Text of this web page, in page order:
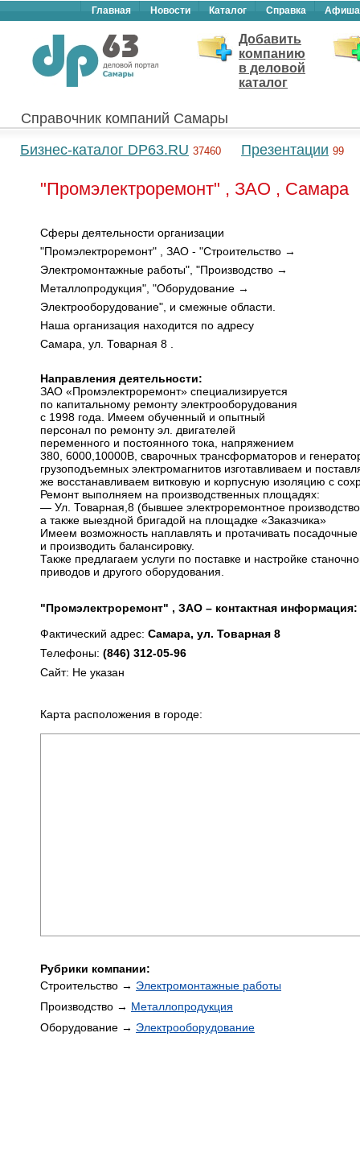
Главная Новости Каталог Справка Афиша
Добавить
компанию
в деловой
каталог
Справочник компаний Самары
Бизнес-каталог DP63.RU 37460 Презентации 99
"Промэлектроремонт" , ЗАО , Самара
Сферы деятельности организации
"Промэлектроремонт" , ЗАО - "Строительство →
Электромонтажные работы", "Производство →
Металлопродукция", "Оборудование →
Электрооборудование", и смежные области.
Наша организация находится по адресу
Самара, ул. Товарная 8 .
Направления деятельности:
ЗАО «Промэлектроремонт» специализируется
по капитальному ремонту электрооборудования
с 1998 года. Имеем обученный и опытный
персонал по ремонту эл. двигателей
переменного и постоянного тока, напряжением
380, 6000,10000В, сварочных трансформаторов и
грузоподъемных электромагнитов изготавливаем и
же восстанавливаем витковую и корпусную изоляцию с
Ремонт выполняем на производственных площадях:
— Ул. Товарная,8 (бывшее электроремонтное
а также выездной бригадой на площадке «Заказчика»
Имеем возможность наплавлять и протачивать
и производить балансировку.
Также предлагаем услуги по поставке и настройке
приводов и другого оборудования.
"Промэлектроремонт" , ЗАО – контактная информация:
Фактический адрес: Самара, ул. Товарная 8
Телефоны: (846) 312-05-96
Сайт: Не указан
Карта расположения в городе:
Рубрики компании:
Строительство → Электромонтажные работы
Производство → Металлопродукция
Оборудование → Электрооборудование